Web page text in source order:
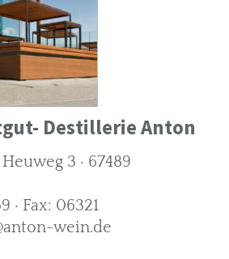
Destillerie Anton
3 · 67489
· Fax: 06321
wein.de